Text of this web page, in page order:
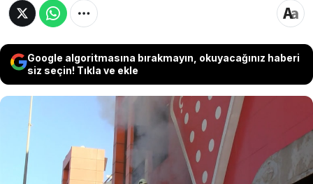
Google algoritmasına bırakmayın, okuyacağınız haberi
siz seçin! Tıkla ve ekle
Çekmeköy'de 4 katlı bir mobilya
mağazasında henüz belirlenemeyen bir